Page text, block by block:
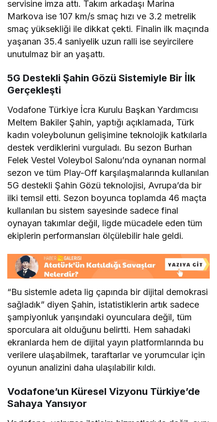
servisine imza attı. Takım arkadaşı Marina
Markova ise 107 km/s smaç hızı ve 3.2 metrelik
smaç yüksekliği ile dikkat çekti. Finalin ilk maçında
yaşanan 35.4 saniyelik uzun ralli ise seyircilere
unutulmaz bir an yaşattı.
5G Destekli Şahin Gözü Sistemiyle Bir İlk
Gerçekleşti
Vodafone Türkiye İcra Kurulu Başkan Yardımcısı
Meltem Bakiler Şahin, yaptığı açıklamada, Türk
kadın voleybolunun gelişimine teknolojik katkılarla
destek verdiklerini vurguladı. Bu sezon Burhan
Felek Vestel Voleybol Salonu’nda oynanan normal
sezon ve tüm Play-Off karşılaşmalarında kullanılan
5G destekli Şahin Gözü teknolojisi, Avrupa’da bir
ilki temsil etti. Sezon boyunca toplamda 46 maçta
kullanılan bu sistem sayesinde sadece final
oynayan takımlar değil, ligde mücadele eden tüm
ekiplerin performansları ölçülebilir hale geldi.
“Bu sistemle adeta lig çapında bir dijital demokrasi
sağladık” diyen Şahin, istatistiklerin artık sadece
şampiyonluk yarışındaki oyunculara değil, tüm
sporculara ait olduğunu belirtti. Hem sahadaki
ekranlarda hem de dijital yayın platformlarında bu
verilere ulaşabilmek, taraftarlar ve yorumcular için
oyunun analizini daha ulaşılabilir kıldı.
Vodafone’un Küresel Vizyonu Türkiye’de
Sahaya Yansıyor